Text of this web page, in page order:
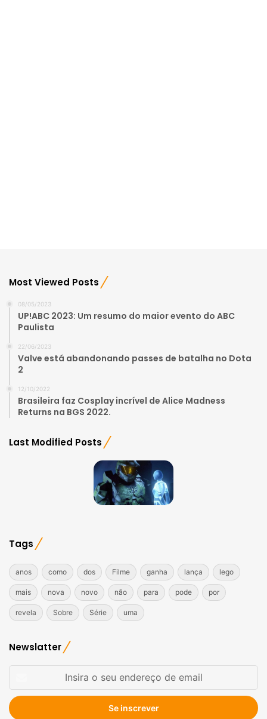
Most Viewed Posts
08/05/2023
UP!ABC 2023: Um resumo do maior evento do ABC
Paulista
22/06/2023
Valve está abandonando passes de batalha no Dota
2
12/10/2022
Brasileira faz Cosplay incrível de Alice Madness
Returns na BGS 2022.
Last Modified Posts
Tags
anos como dos Filme ganha lança lego
mais nova novo não para pode por
revela Sobre Série uma
Newslatter
seu
endereço